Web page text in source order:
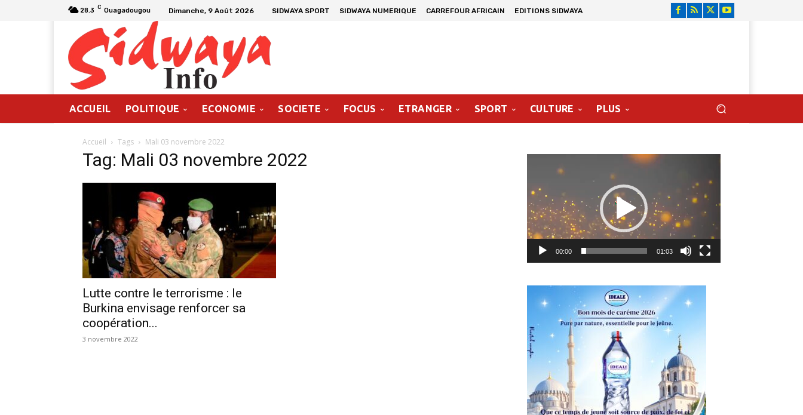
28.3 C Ouagadougou Dimanche, 9 Août 2026 SIDWAYA SPORT SIDWAYA NUMERIQUE CARREFOUR AFRICAIN EDITIONS SIDWAYA
ACCUEIL POLITIQUE ECONOMIE SOCIETE FOCUS ETRANGER SPORT CULTURE PLUS
Accueil Tags Mali 03 novembre 2022
Tag: Mali 03 novembre 2022
Lutte contre le terrorisme : le
Burkina envisage renforcer sa
coopération...
3 novembre 2022
00:00 01:03